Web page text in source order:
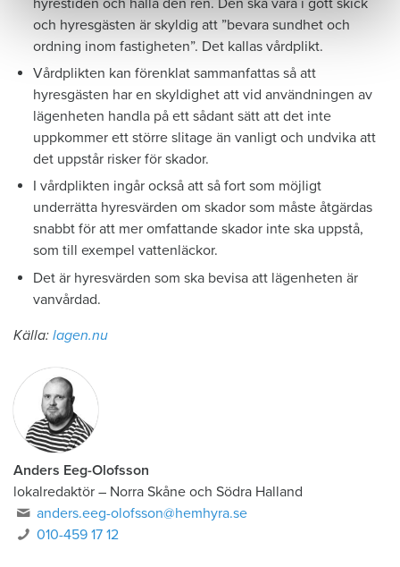
och hyresgästen är skyldig att ”bevara sundhet och
ordning inom fastigheten”. Det kallas vårdplikt.
Vårdplikten kan förenklat sammanfattas så att
hyresgästen har en skyldighet att vid användningen av
lägenheten handla på ett sådant sätt att det inte
uppkommer ett större slitage än vanligt och undvika att
det uppstår risker för skador.
I vårdplikten ingår också att så fort som möjligt
underrätta hyresvärden om skador som måste åtgärdas
snabbt för att mer omfattande skador inte ska uppstå,
som till exempel vattenläckor.
Det är hyresvärden som ska bevisa att lägenheten är
vanvårdad.
Källa: lagen.nu
Anders Eeg-Olofsson
lokalredaktör – Norra Skåne och Södra Halland
anders.eeg-olofsson@hemhyra.se
010-459 17 12